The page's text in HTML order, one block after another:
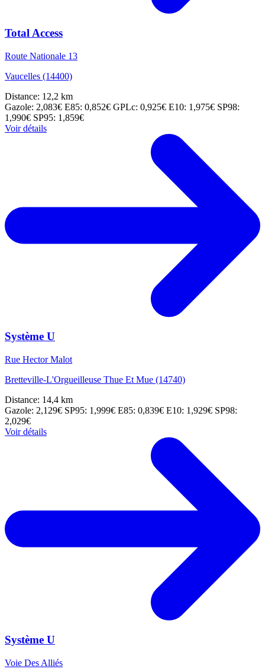
Total Access
Route Nationale 13
Vaucelles (14400)
Distance: 12,2 km
Gazole: 2,083€ E85: 0,852€ GPLc: 0,925€ E10: 1,975€ SP98:
1,990€ SP95: 1,859€
Voir détails
Système U
Rue Hector Malot
Bretteville-L'Orgueilleuse Thue Et Mue (14740)
Distance: 14,4 km
Gazole: 2,129€ SP95: 1,999€ E85: 0,839€ E10: 1,929€ SP98:
2,029€
Voir détails
Système U
Voie Des Alliés